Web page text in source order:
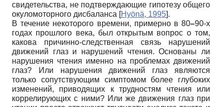
свидетельства, не подтверждающие гипотезу общего
окуломоторного дисбаланса [Hyönä, 1995].
В течение некоторого времени, примерно в 80–90-х
годах прошлого века, был открытым вопрос о том,
какова причинно-следственная связь нарушений
движений глаз и нарушений чтения. Основаны ли
нарушения чтения именно на проблемах движений
глаз? Или нарушения движений глаз являются
только сопутствующим симптомом более глубоких
изменений, приводящих к трудностям чтения или
коррелирующих с ними? Или же движения глаз при